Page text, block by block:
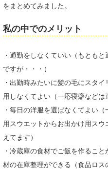
をまとめてみました。
私の中でのメリット
・通勤をしなくていい（もとも
ですが・・・）
・出勤時みたいに髪の毛にスタ
用しなくてよい（一応寝癖などは
・毎日の洋服を選ばなくてよい（
用スウエットからお出かけ用スウ
えてます）
・冷蔵庫の食材でご飯を作るこ
材の在庫整理ができる（食品ロス
KOBU
KY
MIN
mitz
OYZ
S.K